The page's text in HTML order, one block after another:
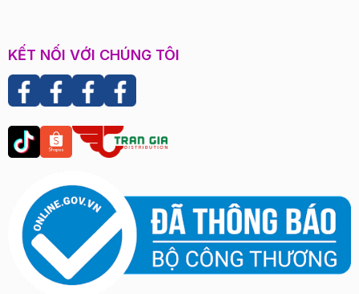
KẾT NỐI VỚI CHÚNG TÔI